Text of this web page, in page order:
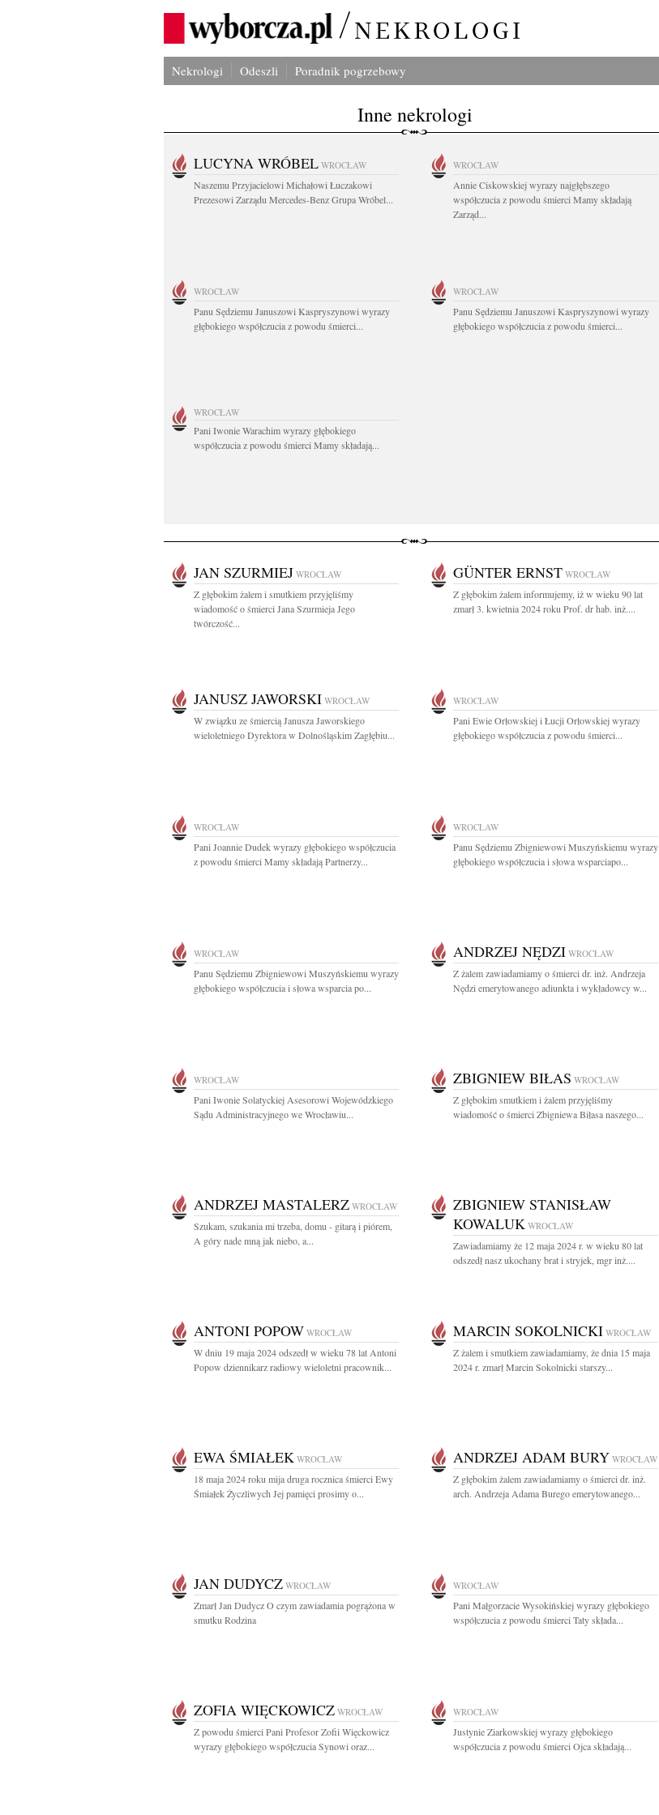
Nekrologi Odeszli Poradnik pogrzebowy
Inne nekrologi
LUCYNA WRÓBEL WROCŁAW
Naszemu Przyjacielowi Michałowi Łuczakowi
Prezesowi Zarządu Mercedes-Benz Grupa Wróbel...
WROCŁAW
Annie Ciskowskiej wyrazy najgłębszego
współczucia z powodu śmierci Mamy składają
Zarząd...
WROCŁAW
Panu Sędziemu Januszowi Kaspryszynowi wyrazy
głębokiego współczucia z powodu śmierci...
WROCŁAW
Panu Sędziemu Januszowi Kaspryszynowi wyrazy
głębokiego współczucia z powodu śmierci...
WROCŁAW
Pani Iwonie Warachim wyrazy głębokiego
współczucia z powodu śmierci Mamy składają...
JAN SZURMIEJ WROCŁAW
Z głębokim żalem i smutkiem przyjęliśmy
wiadomość o śmierci Jana Szurmieja Jego
twórczość...
GÜNTER ERNST WROCŁAW
Z głębokim żalem informujemy, iż w wieku 90 lat
zmarł 3. kwietnia 2024 roku Prof. dr hab. inż....
JANUSZ JAWORSKI WROCŁAW
W związku ze śmiercią Janusza Jaworskiego
wieloletniego Dyrektora w Dolnośląskim Zagłębiu...
WROCŁAW
Pani Ewie Orłowskiej i Łucji Orłowskiej wyrazy
głębokiego współczucia z powodu śmierci...
WROCŁAW
Pani Joannie Dudek wyrazy głębokiego współczucia
z powodu śmierci Mamy składają Partnerzy...
WROCŁAW
Panu Sędziemu Zbigniewowi Muszyńskiemu wyrazy
głębokiego współczucia i słowa wsparciapo...
WROCŁAW
Panu Sędziemu Zbigniewowi Muszyńskiemu wyrazy
głębokiego współczucia i słowa wsparcia po...
ANDRZEJ NĘDZI WROCŁAW
Z żalem zawiadamiamy o śmierci dr. inż. Andrzeja
Nędzi emerytowanego adiunkta i wykładowcy w...
WROCŁAW
Pani Iwonie Solatyckiej Asesorowi Wojewódzkiego
Sądu Administracyjnego we Wrocławiu...
ZBIGNIEW BIŁAS WROCŁAW
Z głębokim smutkiem i żalem przyjęliśmy
wiadomość o śmierci Zbigniewa Biłasa naszego...
ANDRZEJ MASTALERZ WROCŁAW
Szukam, szukania mi trzeba, domu - gitarą i piórem,
A góry nade mną jak niebo, a...
ZBIGNIEW STANISŁAW
KOWALUK WROCŁAW
Zawiadamiamy że 12 maja 2024 r. w wieku 80 lat
odszedł nasz ukochany brat i stryjek, mgr inż....
ANTONI POPOW WROCŁAW
W dniu 19 maja 2024 odszedł w wieku 78 lat Antoni
Popow dziennikarz radiowy wieloletni pracownik...
MARCIN SOKOLNICKI WROCŁAW
Z żalem i smutkiem zawiadamiamy, że dnia 15 maja
2024 r. zmarł Marcin Sokolnicki starszy...
EWA ŚMIAŁEK WROCŁAW
18 maja 2024 roku mija druga rocznica śmierci Ewy
Śmiałek Życzliwych Jej pamięci prosimy o...
ANDRZEJ ADAM BURY WROCŁAW
Z głębokim żalem zawiadamiamy o śmierci dr. inż.
arch. Andrzeja Adama Burego emerytowanego...
JAN DUDYCZ WROCŁAW
Zmarł Jan Dudycz O czym zawiadamia pogrążona w
smutku Rodzina
WROCŁAW
Pani Małgorzacie Wysokińskiej wyrazy głębokiego
współczucia z powodu śmierci Taty składa...
ZOFIA WIĘCKOWICZ WROCŁAW
Z powodu śmierci Pani Profesor Zofii Więckowicz
wyrazy głębokiego współczucia Synowi oraz...
WROCŁAW
Justynie Ziarkowskiej wyrazy głębokiego
współczucia z powodu śmierci Ojca składają...